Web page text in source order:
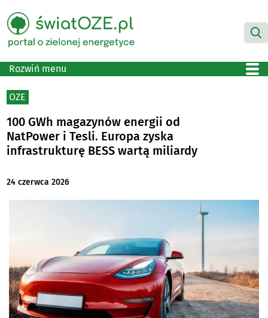
Rozwiń menu
OZE
100 GWh magazynów energii od
NatPower i Tesli. Europa zyska
infrastrukturę BESS wartą miliardy
24 czerwca 2026